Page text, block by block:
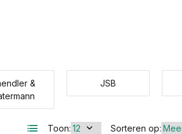
&
JSB
Toon: Sorteren op: